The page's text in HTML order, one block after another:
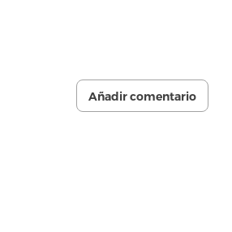
Añadir comentario